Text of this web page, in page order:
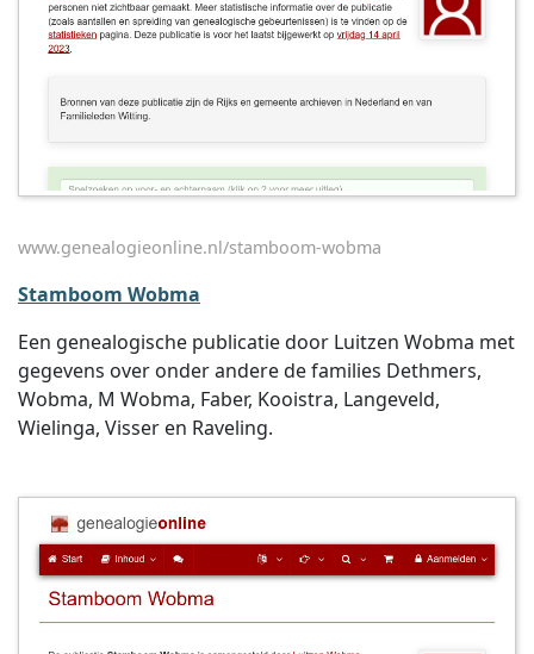
www.genealogieonline.nl/stamboom-wobma
Stamboom Wobma
Een genealogische publicatie door Luitzen Wobma met
gegevens over onder andere de families Dethmers,
Wobma, M Wobma, Faber, Kooistra, Langeveld,
Wielinga, Visser en Raveling.